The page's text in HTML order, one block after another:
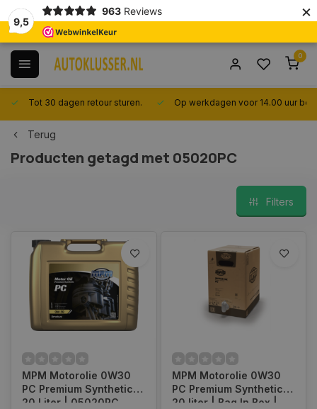
9,5
963 Reviews ×
0
Tot 30 dagen retour sturen. Op werkdagen voor 14.00 uur
Terug
Producten getagd met 05020PC
Filters
MPM Motorolie 0W30
PC Premium Synthetic |
20 Liter | 05020PC
MPM Motorolie 0W30
PC Premium Synthetic |
20 liter | Bag In Box |